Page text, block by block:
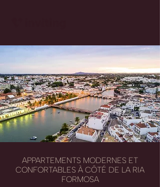
APPARTEMENTS MODERNES ET
CONFORTABLES À CÔTÉ DE LA RIA
FORMOSA